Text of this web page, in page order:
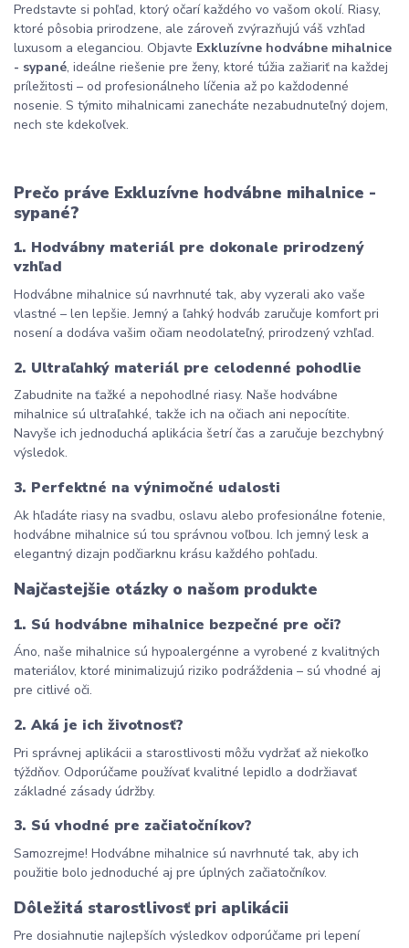
Predstavte si pohľad, ktorý očarí každého vo vašom okolí. Riasy,
ktoré pôsobia prirodzene, ale zároveň zvýrazňujú váš vzhľad
luxusom a eleganciou. Objavte Exkluzívne hodvábne mihalnice
- sypané, ideálne riešenie pre ženy, ktoré túžia zažiariť na každej
príležitosti – od profesionálneho líčenia až po každodenné
nosenie. S týmito mihalnicami zanecháte nezabudnuteľný dojem,
nech ste kdekoľvek.
Prečo práve Exkluzívne hodvábne mihalnice -
sypané?
1. Hodvábny materiál pre dokonale prirodzený
vzhľad
Hodvábne mihalnice sú navrhnuté tak, aby vyzerali ako vaše
vlastné – len lepšie. Jemný a ľahký hodváb zaručuje komfort pri
nosení a dodáva vašim očiam neodolateľný, prirodzený vzhľad.
2. Ultraľahký materiál pre celodenné pohodlie
Zabudnite na ťažké a nepohodlné riasy. Naše hodvábne
mihalnice sú ultraľahké, takže ich na očiach ani nepocítite.
Navyše ich jednoduchá aplikácia šetrí čas a zaručuje bezchybný
výsledok.
3. Perfektné na výnimočné udalosti
Ak hľadáte riasy na svadbu, oslavu alebo profesionálne fotenie,
hodvábne mihalnice sú tou správnou voľbou. Ich jemný lesk a
elegantný dizajn podčiarknu krásu každého pohľadu.
Najčastejšie otázky o našom produkte
1. Sú hodvábne mihalnice bezpečné pre oči?
Áno, naše mihalnice sú hypoalergénne a vyrobené z kvalitných
materiálov, ktoré minimalizujú riziko podráždenia – sú vhodné aj
pre citlivé oči.
2. Aká je ich životnosť?
Pri správnej aplikácii a starostlivosti môžu vydržať až niekoľko
týždňov. Odporúčame používať kvalitné lepidlo a dodržiavať
základné zásady údržby.
3. Sú vhodné pre začiatočníkov?
Samozrejme! Hodvábne mihalnice sú navrhnuté tak, aby ich
použitie bolo jednoduché aj pre úplných začiatočníkov.
Dôležitá starostlivosť pri aplikácii
Pre dosiahnutie najlepších výsledkov odporúčame pri lepení